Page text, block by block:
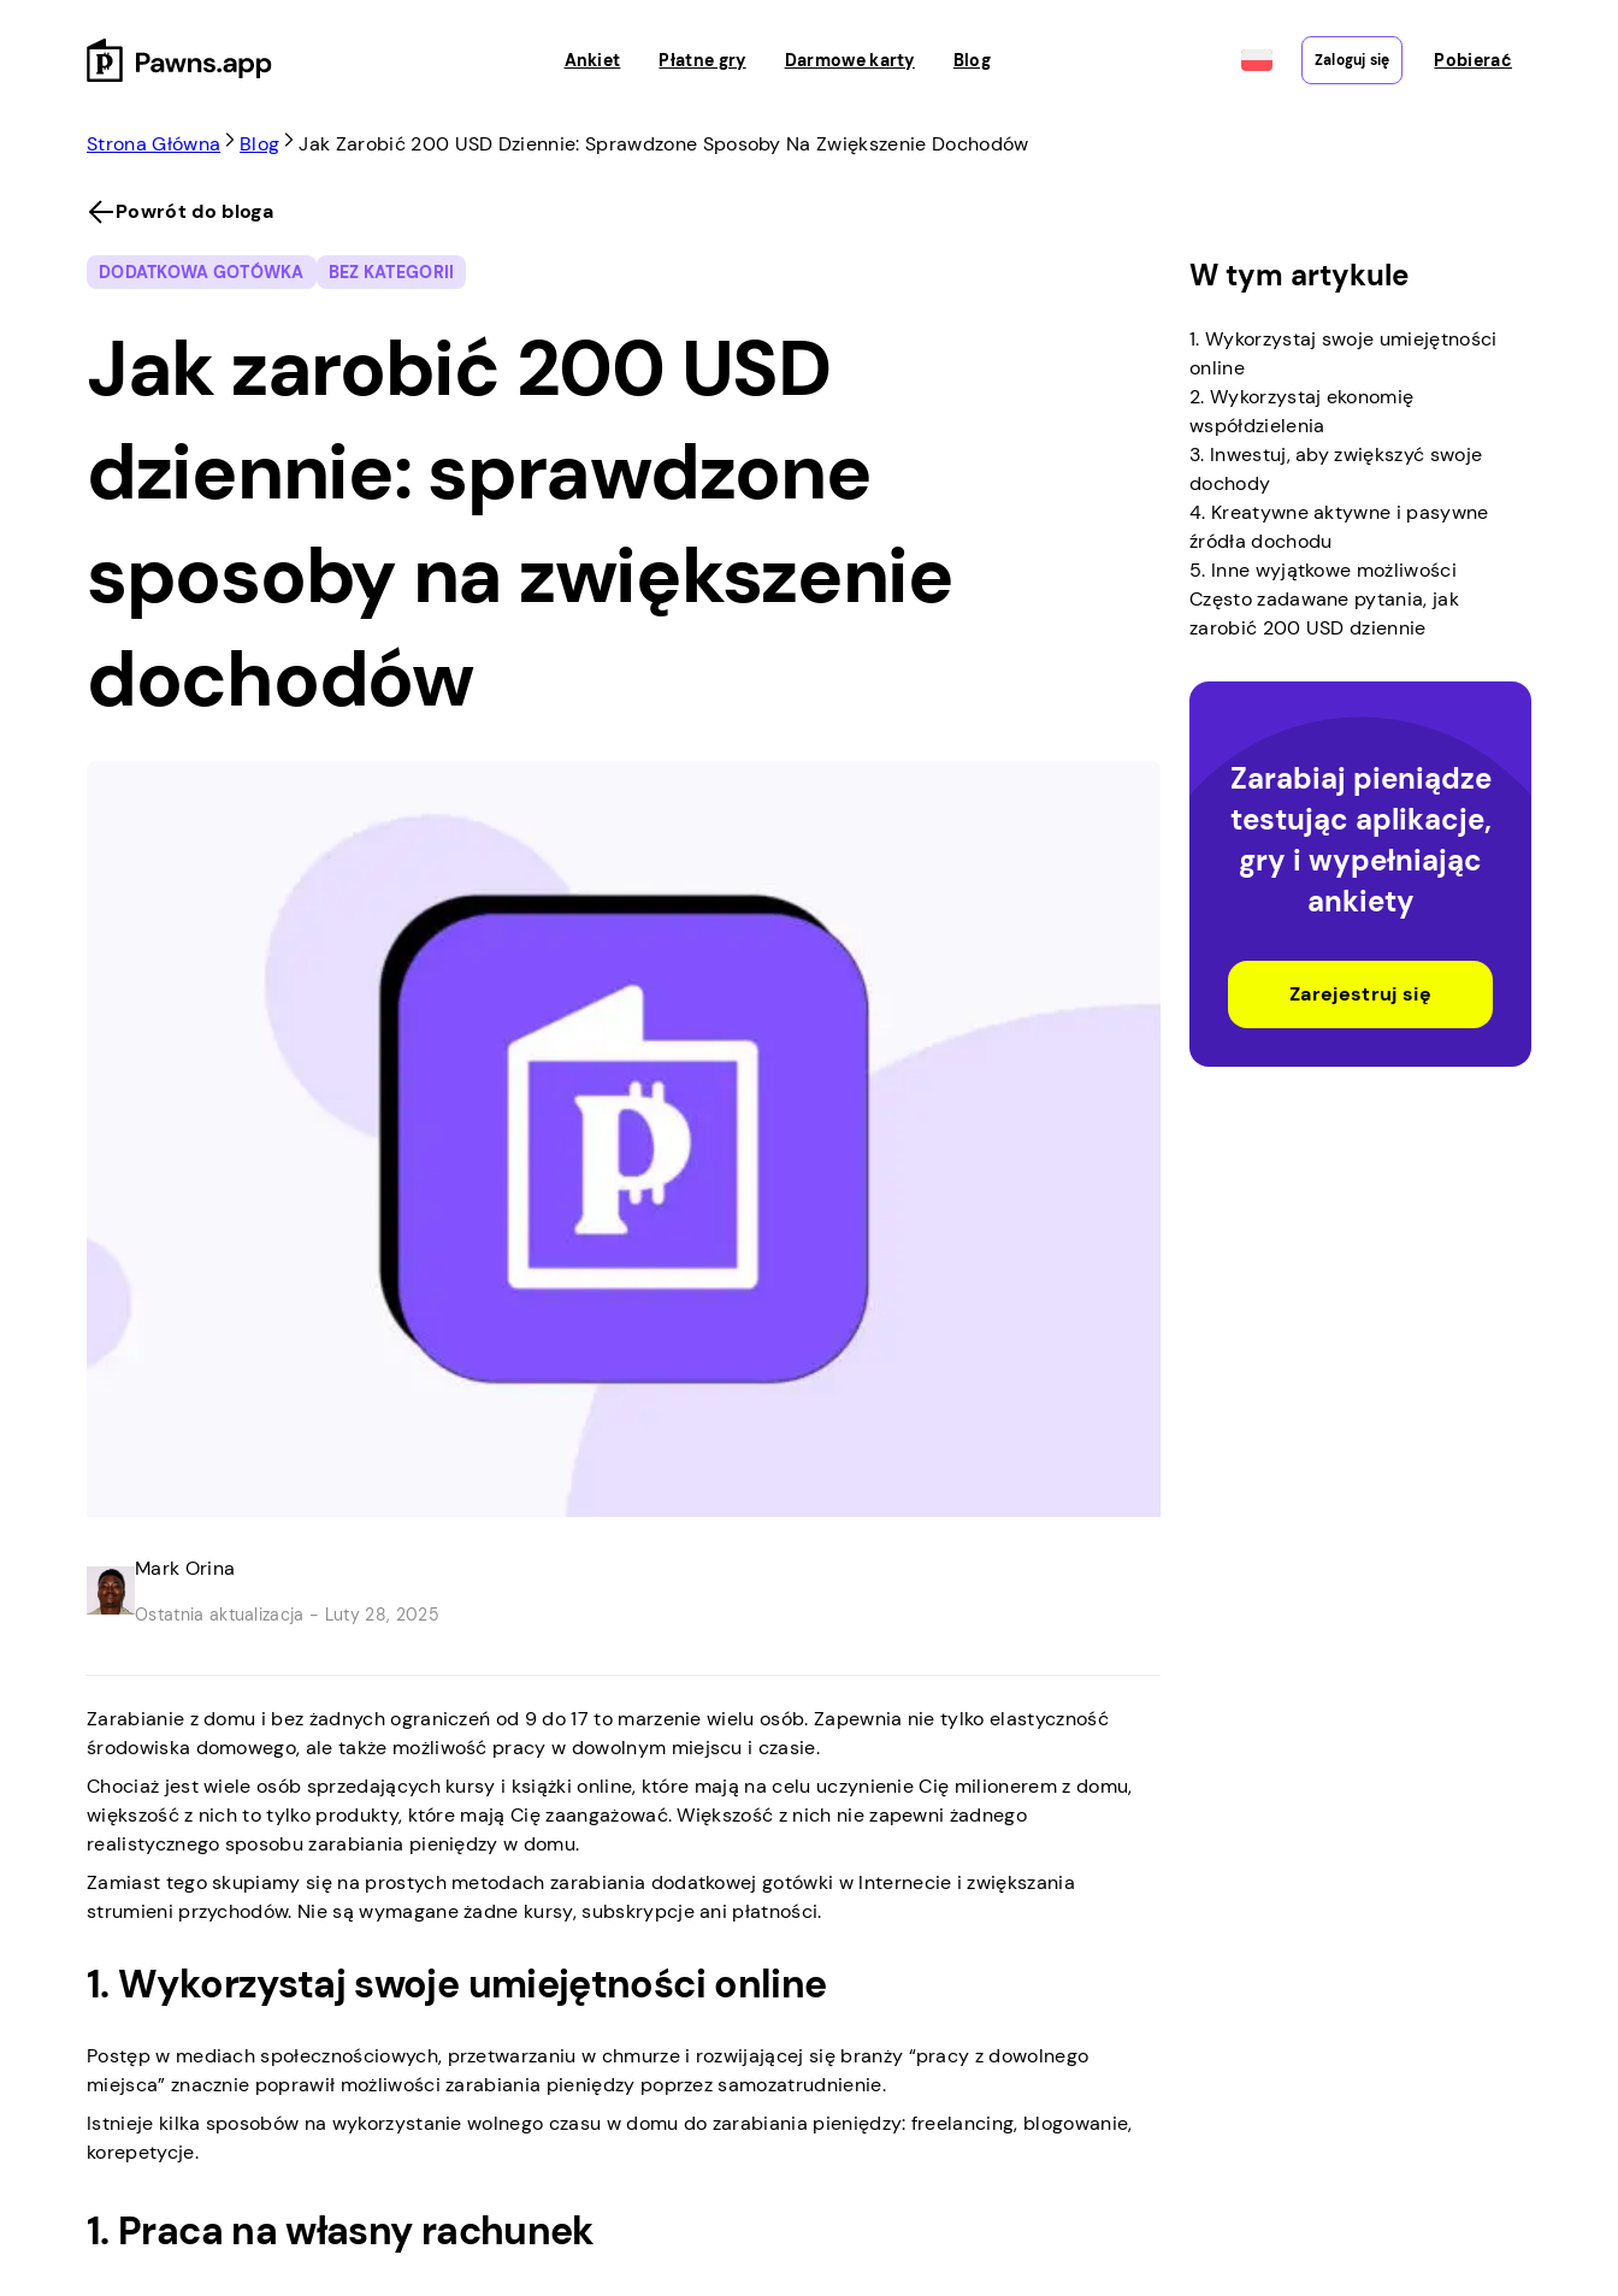
Ankiet Płatne gry Darmowe karty Blog Zaloguj się Pobierać
Strona Główna Blog Jak Zarobić 200 USD Dziennie: Sprawdzone Sposoby Na Zwiększenie Dochodów
Powrót do bloga
DODATKOWA GOTÓWKA BEZ KATEGORII
Jak zarobić 200 USD
dziennie: sprawdzone
sposoby na zwiększenie
dochodów
Mark Orina
Ostatnia aktualizacja - Luty 28, 2025
Zarabianie z domu i bez żadnych ograniczeń od 9 do 17 to marzenie wielu osób. Zapewnia nie tylko elastyczność
środowiska domowego, ale także możliwość pracy w dowolnym miejscu i czasie.
Chociaż jest wiele osób sprzedających kursy i książki online, które mają na celu uczynienie Cię milionerem z domu,
większość z nich to tylko produkty, które mają Cię zaangażować. Większość z nich nie zapewni żadnego
realistycznego sposobu zarabiania pieniędzy w domu.
Zamiast tego skupiamy się na prostych metodach zarabiania dodatkowej gotówki w Internecie i zwiększania
strumieni przychodów. Nie są wymagane żadne kursy, subskrypcje ani płatności.
1. Wykorzystaj swoje umiejętności online
Postęp w mediach społecznościowych, przetwarzaniu w chmurze i rozwijającej się branży “pracy z dowolnego
miejsca” znacznie poprawił możliwości zarabiania pieniędzy poprzez samozatrudnienie.
Istnieje kilka sposobów na wykorzystanie wolnego czasu w domu do zarabiania pieniędzy: freelancing, blogowanie,
korepetycje.
1. Praca na własny rachunek
W tym artykule
1. Wykorzystaj swoje umiejętności
online
2. Wykorzystaj ekonomię
współdzielenia
3. Inwestuj, aby zwiększyć swoje
dochody
4. Kreatywne aktywne i pasywne
źródła dochodu
5. Inne wyjątkowe możliwości
Często zadawane pytania, jak
zarobić 200 USD dziennie
Zarabiaj pieniądze
testując aplikacje,
gry i wypełniając
ankiety
Zarejestruj się